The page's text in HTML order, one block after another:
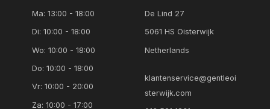
Ma: 13:00 - 18:00
Di: 10:00 - 18:00
Wo: 10:00 - 18:00
Do: 10:00 - 18:00
Vr: 10:00 - 20:00
Za: 10:00 - 17:00
De Lind 27
5061 HS Oisterwijk
Netherlands
klantenservice@gentleoi
sterwijk.com